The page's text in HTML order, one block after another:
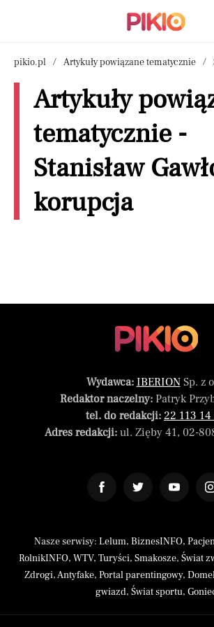
pikio.pl Artykuły powiązane tematycznie
Artykuły
tematycznie -
Stanisław
korupcja
Wydawca: IBERIONSp. z
Redaktor naczelny:Patryk
tel. do redakcji: 22 113 14
Adres redakcji:ul. Zięby 41, 02-
Nasze serwisy: Lelum, BiznesINFO,
RolnikINFO, WTV, Turyści, Smakosze, Świat
Zdrogi,Antyfake, Portal parentingowy,
gwiazd, Świat sportu,